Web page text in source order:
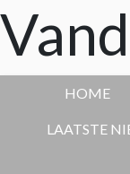
HOME
LAATSTE